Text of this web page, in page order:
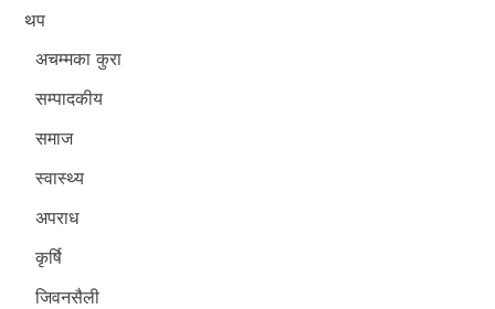
थप
अचम्मका कुरा
सम्पादकीय
समाज
स्वास्थ्य
अपराध
कृर्षि
जिवनसैली